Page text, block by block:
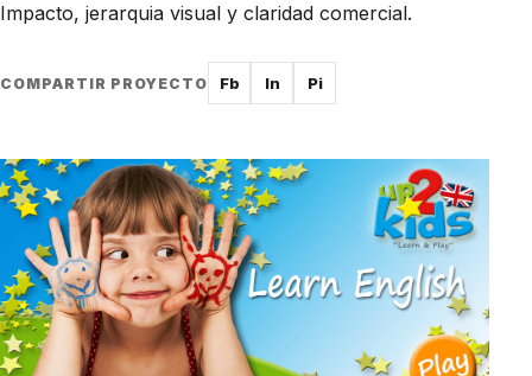
Impacto, jerarquia visual y claridad comercial.
COMPARTIR PROYECTO Fb In Pi